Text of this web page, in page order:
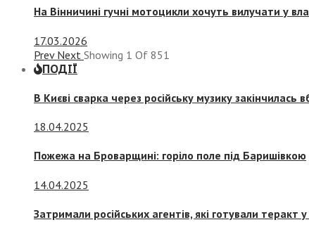
На Вінничині гучні мотоцикли хочуть вилучати у
17.03.2026
Prev Next Showing 1 Of 851
ПОДІЇ
В Києві сварка через російську музику закінчилась
18.04.2025
Пожежа на Броварщині: горіло поле під Баришівкою
14.04.2025
Затримали російських агентів, які готували теракт